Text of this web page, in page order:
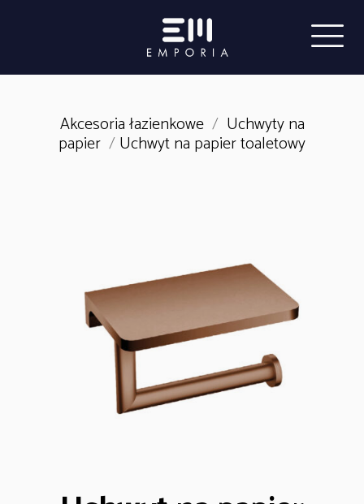
Akcesoria łazienkowe / Uchwyty na
papier /Uchwyt na papier toaletowy